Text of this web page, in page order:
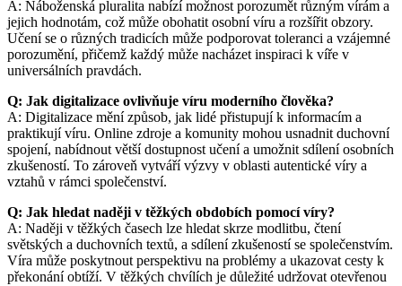
A: Náboženská pluralita nabízí možnost porozumět různým vírám a
jejich hodnotám, což může obohatit osobní víru a rozšířit obzory.
Učení se o různých tradicích může podporovat toleranci a vzájemné
porozumění, přičemž každý může nacházet inspiraci k víře v
universálních pravdách.
Q: Jak digitalizace ovlivňuje víru moderního člověka?
A: Digitalizace mění způsob, jak lidé přistupují k informacím a
praktikují víru. Online zdroje a komunity mohou usnadnit duchovní
spojení, nabídnout větší dostupnost učení a umožnit sdílení osobních
zkušeností. To zároveň vytváří výzvy v oblasti autentické víry a
vztahů v rámci společenství.
Q: Jak hledat naději v těžkých obdobích pomocí víry?
A: Naději v těžkých časech lze hledat skrze modlitbu, čtení
světských a duchovních textů, a sdílení zkušeností se společenstvím.
Víra může poskytnout perspektivu na problémy a ukazovat cesty k
překonání obtíží. V těžkých chvílích je důležité udržovat otevřenou